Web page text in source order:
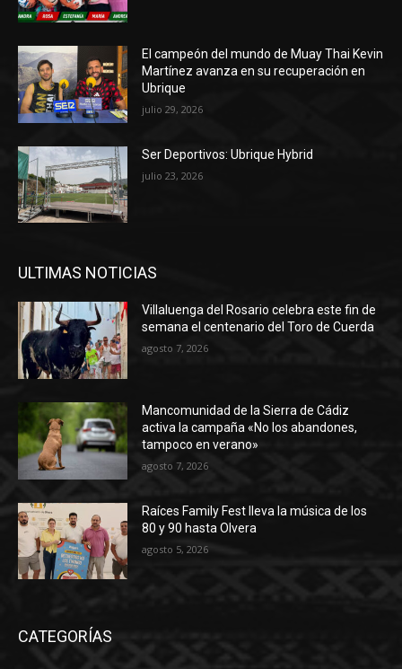
El campeón del mundo de Muay Thai Kevin
Martínez avanza en su recuperación en
Ubrique
julio 29, 2026
Ser Deportivos: Ubrique Hybrid
julio 23, 2026
ULTIMAS NOTICIAS
Villaluenga del Rosario celebra este fin de
semana el centenario del Toro de Cuerda
agosto 7, 2026
Mancomunidad de la Sierra de Cádiz
activa la campaña «No los abandones,
tampoco en verano»
agosto 7, 2026
Raíces Family Fest lleva la música de los
80 y 90 hasta Olvera
agosto 5, 2026
CATEGORÍAS